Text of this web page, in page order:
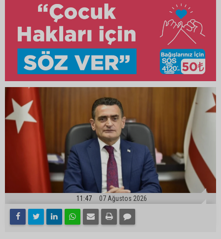
11:47 07 Ağustos 2026